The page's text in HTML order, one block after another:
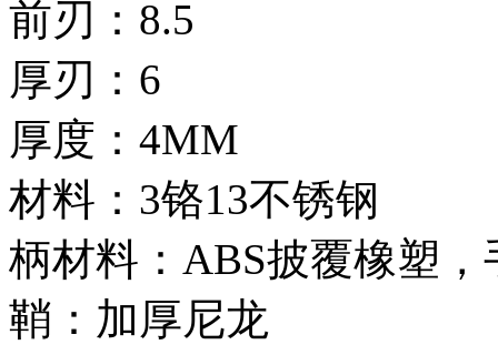
前刃：8.5
厚刃：6
厚度：4MM
材料：3铬13不锈钢
柄材料：ABS披覆橡塑，
鞘：加厚尼龙